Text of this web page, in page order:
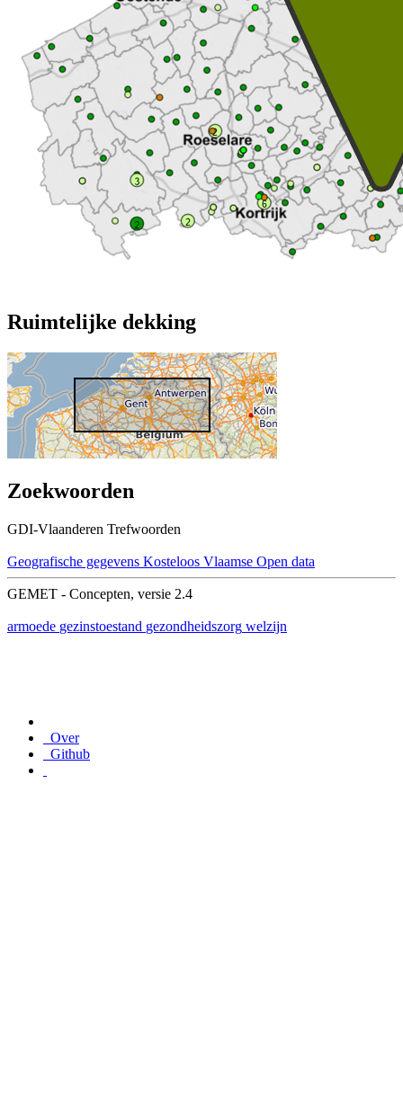
Ruimtelijke dekking
Zoekwoorden
GDI-Vlaanderen Trefwoorden
Geografische gegevens Kosteloos Vlaamse Open data
GEMET - Concepten, versie 2.4
armoede gezinstoestand gezondheidszorg welzijn
Over
Github